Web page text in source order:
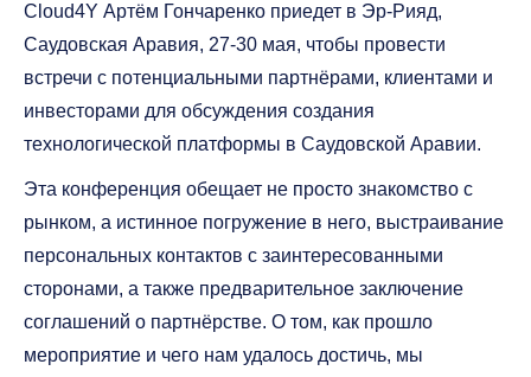
Cloud4Y Артём Гончаренко приедет в Эр-Рияд,
Саудовская Аравия, 27-30 мая, чтобы провести
встречи с потенциальными партнёрами, клиентами и
инвесторами для обсуждения создания
технологической платформы в Саудовской Аравии.
Эта конференция обещает не просто знакомство с
рынком, а истинное погружение в него, выстраивание
персональных контактов с заинтересованными
сторонами, а также предварительное заключение
соглашений о партнёрстве. О том, как прошло
мероприятие и чего нам удалось достичь, мы